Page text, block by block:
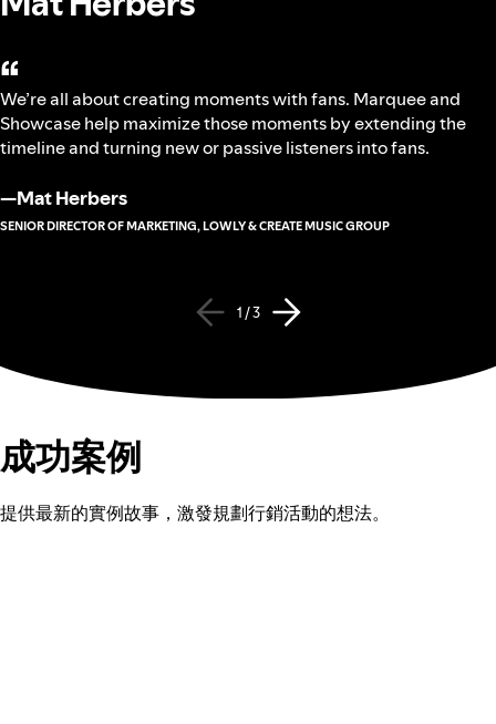
“
We’re all about creating moments with fans. Marquee and
Showcase help maximize those moments by extending the
timeline and turning new or passive listeners into fans.
—Mat Herbers
SENIOR DIRECTOR OF MARKETING, LOWLY & CREATE MUSIC GROUP
1 / 3
成功案例
提供最新的實例故事，激發規劃行銷活動的想法。